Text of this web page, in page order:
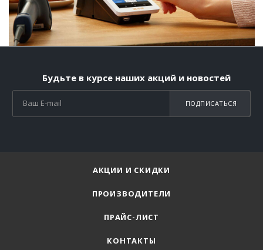
Будьте в курсе наших акций и новостей
ПОДПИСАТЬСЯ
АКЦИИ И СКИДКИ
ПРОИЗВОДИТЕЛИ
ПРАЙС-ЛИСТ
КОНТАКТЫ